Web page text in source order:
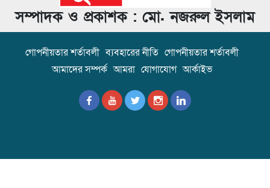
সম্পাদক ও প্রকাশক : মো. নজরুল ইসলাম
গোপনীয়তার শর্তাবলী ব্যবহারের নীতি গোপনীয়তার শর্তাবলী
আমাদের সম্পর্ক আমরা যোগাযোগ আর্কাইভ